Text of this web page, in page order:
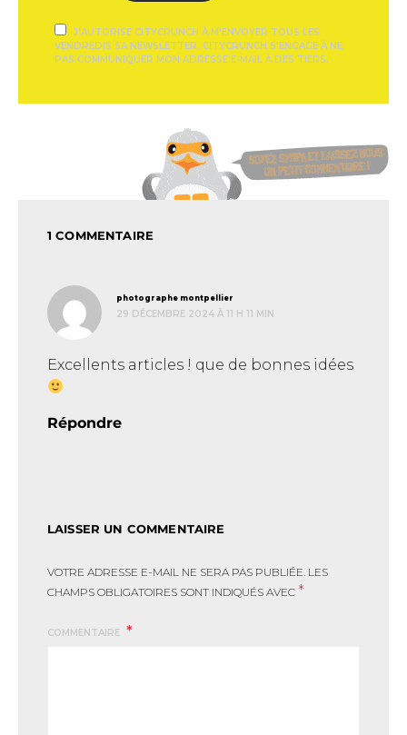
J'AUTORISE CITYCRUNCH À M'ENVOYER TOUS LES
VENDREDIS SA NEWSLETTER. CITYCRUNCH S'ENGAGE À NE
PAS COMMUNIQUER MON ADRESSE E-MAIL À DES TIERS.
1 COMMENTAIRE
photographe montpellier
29 DÉCEMBRE 2024 À 11 H 11 MIN
Excellents articles ! que de bonnes idées
Répondre
LAISSER UN COMMENTAIRE
VOTRE ADRESSE E-MAIL NE SERA PAS PUBLIÉE. LES
CHAMPS OBLIGATOIRES SONT INDIQUÉS AVEC *
COMMENTAIRE